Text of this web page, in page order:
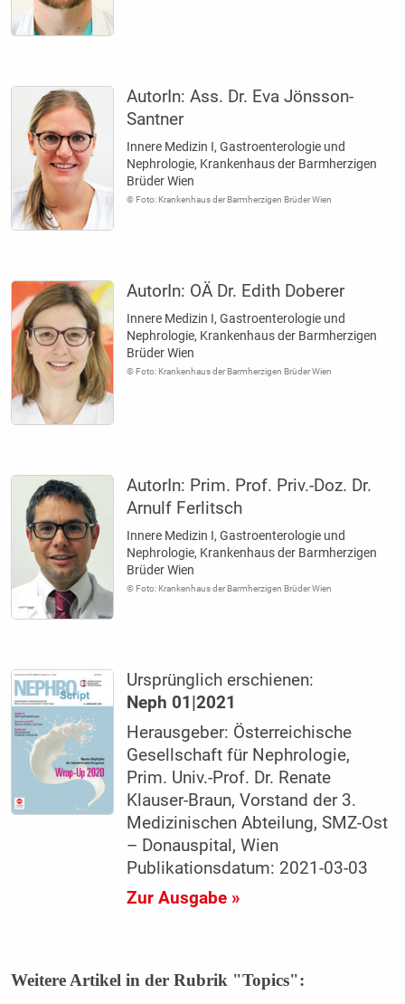
AutorIn:Ass. Dr. Eva Jönsson-
Santner
Innere Medizin I, Gastroenterologie und
Nephrologie, Krankenhaus der Barmherzigen
Brüder Wien
© Foto: Krankenhaus der Barmherzigen Brüder Wien
AutorIn: OÄ Dr. Edith Doberer
Innere Medizin I, Gastroenterologie und
Nephrologie, Krankenhaus der Barmherzigen
Brüder Wien
© Foto: Krankenhaus der Barmherzigen Brüder Wien
AutorIn: Prim. Prof. Priv.-Doz. Dr.
Arnulf Ferlitsch
Innere Medizin I, Gastroenterologie und
Nephrologie, Krankenhaus der Barmherzigen
Brüder Wien
© Foto: Krankenhaus der Barmherzigen Brüder Wien
Ursprünglich erschienen:
Neph 01|2021
Herausgeber: Österreichische
Gesellschaft für Nephrologie,
Prim. Univ.-Prof. Dr. Renate
Klauser-Braun, Vorstand der 3.
Medizinischen Abteilung, SMZ-Ost
– Donauspital, Wien
Publikationsdatum: 2021-03-03
Zur Ausgabe »
Weitere Artikel in der Rubrik "Topics":